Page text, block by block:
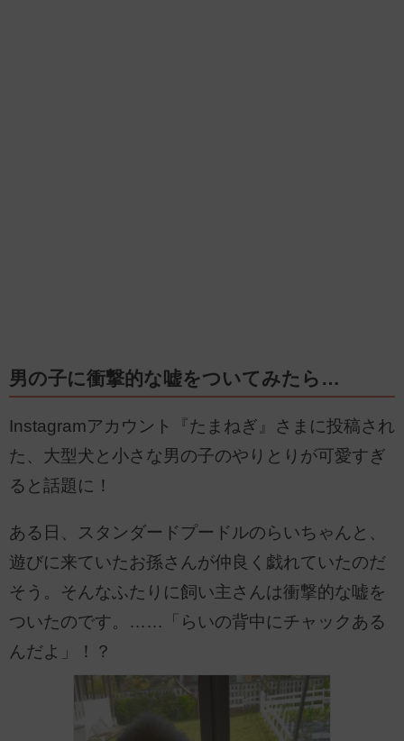
男の子に衝撃的な嘘をついてみたら…
Instagramアカウント『たまねぎ』さまに投稿され
た、大型犬と小さな男の子のやりとりが可愛すぎ
ると話題に！
ある日、スタンダードプードルのらいちゃんと、
遊びに来ていたお孫さんが仲良く戯れていたのだ
そう。そんなふたりに飼い主さんは衝撃的な嘘を
ついたのです。……「らいの背中にチャックある
んだよ」！？